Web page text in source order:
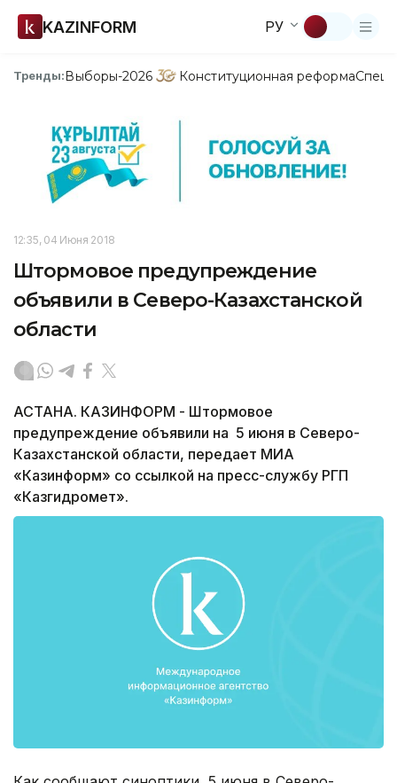
KAZINFORM РУ
Тренды:Выборы-2026 Конституционная реформа
12:35, 04 Июня 2018
Штормовое предупреждение
объявили в Северо-Казахстанской
области
АСТАНА. КАЗИНФОРМ - Штормовое
предупреждение объявили на 5 июня в Северо-
Казахстанской области, передает МИА
«Казинформ» со ссылкой на пресс-службу РГП
«Казгидромет».